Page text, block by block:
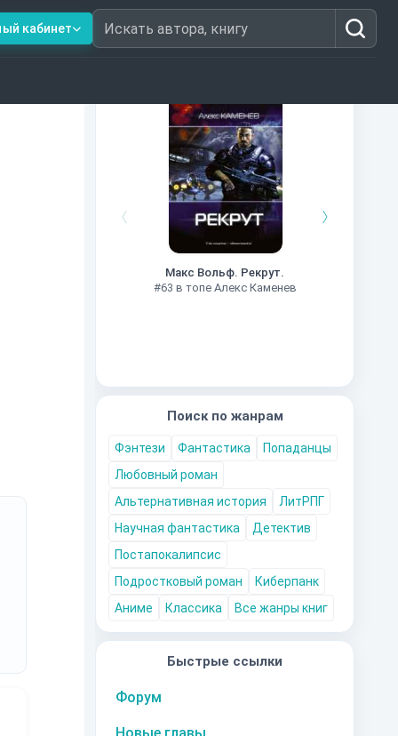
кабинет Искать автора, книгу
Книги из топ-100
Макс Вольф. Рекрут.
#63 в топе Алекс Каменев
Поиск по жанрам
Фэнтези Фантастика
Попаданцы
Любовный роман
Альтернативная история
ЛитРПГ
Научная фантастика
Детектив
Постапокалипсис
Подростковый роман
Киберпанк
Аниме
Классика Все жанры книг
Быстрые ссылки
Форум